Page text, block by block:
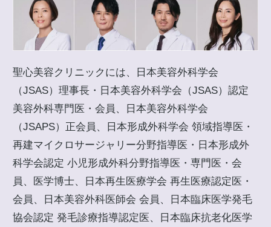
聖心美容クリニックには、日本美容外科学会
（JSAS）理事長・日本美容外科学会（JSAS）認定
美容外科専門医・会員、日本美容外科学会
（JSAPS）正会員、日本形成外科学会 領域指導医・
再建マイクロサージャリー分野指導医・日本形成外
科学会認定 小児形成外科分野指導医・専門医・会
員、医学博士、日本再生医療学会 再生医療認定医・
会員、日本美容外科医師会 会員、日本臨床医学発毛
協会認定 発毛診療指導認定医、日本臨床抗老化医学